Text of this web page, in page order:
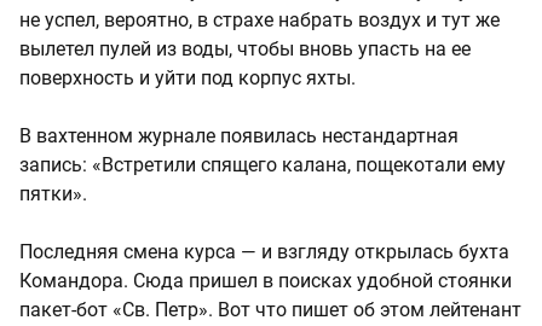
не успел, вероятно, в страхе набрать воздух и тут же
вылетел пулей из воды, чтобы вновь упасть на ее
поверхность и уйти под корпус яхты.
В вахтенном журнале появилась нестандартная
запись: «Встретили спящего калана, пощекотали ему
пятки».
Последняя смена курса — и взгляду открылась бухта
Командора. Сюда пришел в поисках удобной стоянки
пакет-бот «Св. Петр». Вот что пишет об этом лейтенант